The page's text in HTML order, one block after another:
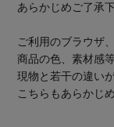
あらかじめご了承
ご利用のブラウザ
商品の色、素材感
現物と若干の違い
こちらもあらかじ